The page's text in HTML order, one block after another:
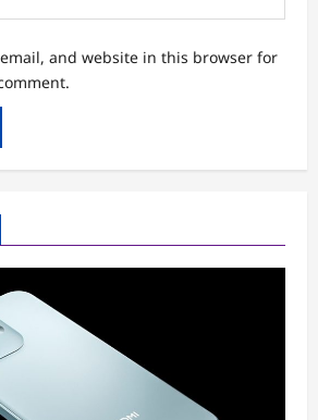
and website in this browser for